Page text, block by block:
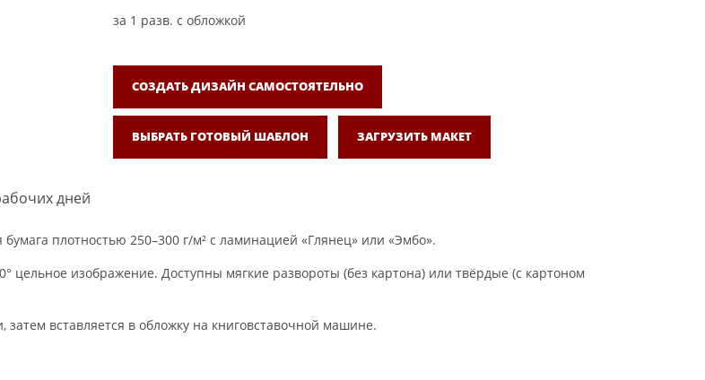
за 1 разв. с обложкой
СОЗДАТЬ ДИЗАЙН САМОСТОЯТЕЛЬНО
ВЫБРАТЬ ГОТОВЫЙ ШАБЛОН ЗАГРУЗИТЬ МАКЕТ
дней
плотностью 250–300 г/м² с ламинацией «Глянец» или «Эмбо».
цельное изображение. Доступны мягкие развороты (без картона) или твёрдые (с картоном
затем вставляется в обложку на книговставочной машине.